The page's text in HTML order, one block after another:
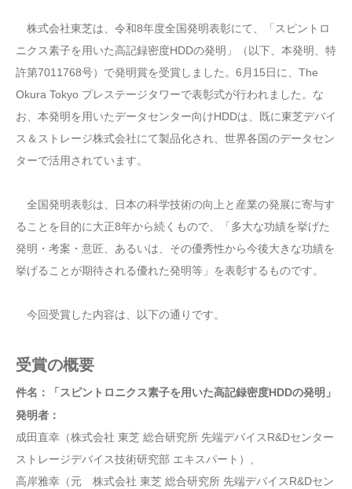
株式会社東芝は、令和8年度全国発明表彰にて、「スピントロ
ニクス素子を用いた高記録密度HDDの発明」（以下、本発明、特
許第7011768号）で発明賞を受賞しました。6月15日に、The
Okura Tokyo プレステージタワーで表彰式が行われました。な
お、本発明を用いたデータセンター向けHDDは、既に東芝デバイ
ス＆ストレージ株式会社にて製品化され、世界各国のデータセン
ターで活用されています。
全国発明表彰は、日本の科学技術の向上と産業の発展に寄与す
ることを目的に大正8年から続くもので、「多大な功績を挙げた
発明・考案・意匠、あるいは、その優秀性から今後大きな功績を
挙げることが期待される優れた発明等」を表彰するものです。
今回受賞した内容は、以下の通りです。
受賞の概要
件名：「スピントロニクス素子を用いた高記録密度HDDの発明」
発明者：
成田直幸（株式会社 東芝 総合研究所 先端デバイスR&Dセンター
ストレージデバイス技術研究部 エキスパート）、
高岸雅幸（元 株式会社 東芝 総合研究所 先端デバイスR&Dセン